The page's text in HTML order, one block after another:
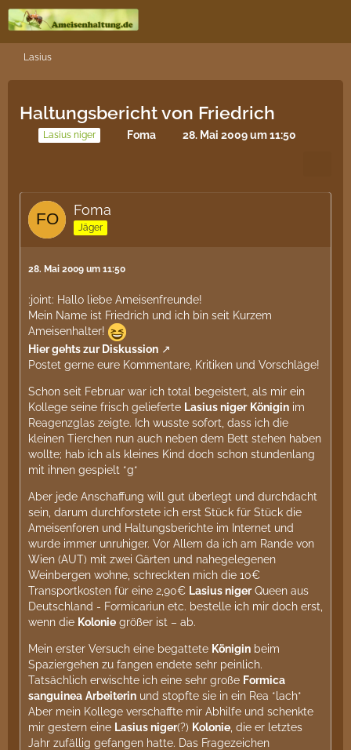
Lasius
Haltungsbericht von Friedrich
Lasius niger Foma 28. Mai 2009 um 11:50
Foma
Jäger
28. Mai 2009 um 11:50
:joint: Hallo liebe Ameisenfreunde!
Mein Name ist Friedrich und ich bin seit Kurzem
Ameisenhalter!
Hier gehts zur Diskussion
Postet gerne eure Kommentare, Kritiken und Vorschläge!
Schon seit Februar war ich total begeistert, als mir ein
Kollege seine frisch gelieferte Lasius niger Königin im
Reagenzglas zeigte. Ich wusste sofort, dass ich die
kleinen Tierchen nun auch neben dem Bett stehen haben
wollte; hab ich als kleines Kind doch schon stundenlang
mit ihnen gespielt *g*
Aber jede Anschaffung will gut überlegt und durchdacht
sein, darum durchforstete ich erst Stück für Stück die
Ameisenforen und Haltungsberichte im Internet und
wurde immer unruhiger. Vor Allem da ich am Rande von
Wien (AUT) mit zwei Gärten und nahegelegenen
Weinbergen wohne, schreckten mich die 10€
Transportkosten für eine 2,90€ Lasius nigerQueen aus
Deutschland - Formicariun etc. bestelle ich mir doch erst,
wenn die Kolonie größer ist – ab.
Mein erster Versuch eine begattete Königin beim
Spaziergehen zu fangen endete sehr peinlich.
Tatsächlich erwischte ich eine sehr große Formica
sanguinea Arbeiterin und stopfte sie in ein Rea *lach*
Aber mein Kollege verschaffte mir Abhilfe und schenkte
mir gestern eine Lasius niger(?) Kolonie , die er letztes
Jahr zufällig gefangen hatte. Das Fragezeichen